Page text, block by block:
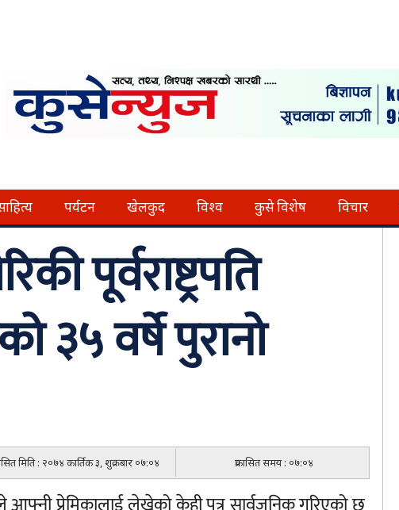
पर्यटन खेलकुद विश्व कुसे विशेष विचार
पूर्वराष्ट्रपति
३५ वर्षे पुरानो
मिति : २०७४ कार्तिक ३, शुक्रबार ०७:०४ प्रकासित समय : ०७:०४